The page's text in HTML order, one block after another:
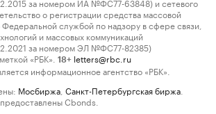
за номером ИА №ФС77-63848) и сетевого
о регистрации средства массовой
службой по надзору в сфере связи,
и массовых коммуникаций
за номером ЭЛ №ФС77-82385)
«РБК».
18+ letters@rbc.ru
информационное агентство «РБК».
Мосбиржа Санкт-Петербургская биржа
Cbonds.